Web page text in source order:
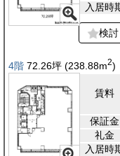
入居時
検討
4階 72.26坪 (238.88m2)
賃料
保証金
礼金
入居時